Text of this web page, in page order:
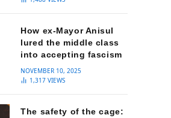
How ex-Mayor Anisul
lured the middle class
into accepting fascism
NOVEMBER 10, 2025
1,317VIEWS
The safety of the cage: